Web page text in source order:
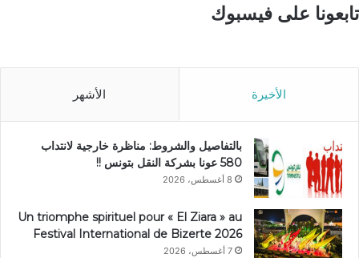
تابعونا على فيسبوك
الأخيرة الأشهر
بالتفاصيل والشروط: مناظرة خارجية لانتداب
580 عونا بشركة النقل بتونس !!
8 أغسطس، 2026
Un triomphe spirituel pour « El Ziara » au
Festival International de Bizerte 2026
7 أغسطس، 2026